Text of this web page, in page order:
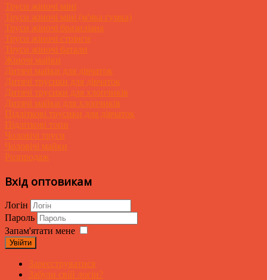
Труси жіночі міні
Труси жіночі міні (м'яка гумка)
Труси жіночі бразиліана
Труси жіночі стрінги
Труси жіночі батали
Жіночі майки
Дитячі майки для дівчаток
Дитячі трусики для дівчаток
Дитячі трусики для хлопчиків
Дитячі майки для хлопчиків
Підліткові трусики для дівчаток
Підліткові топи
Чоловічі труси
Чоловічі майки
Розпродаж
Вхід оптовикам
Логін
Пароль
Запам'ятати мене
Увійти
Зареєструватися
Забули свій логін?